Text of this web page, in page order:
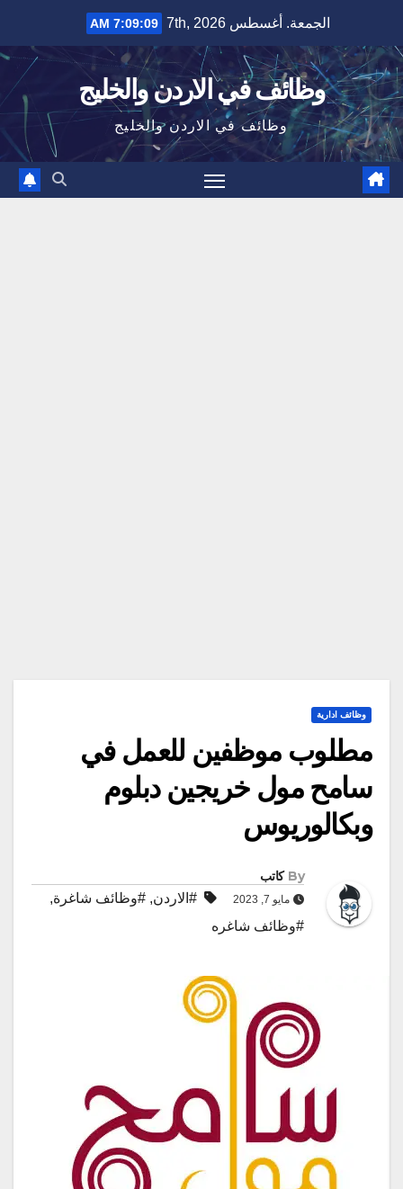
content
الجمعة. أغسطس 7th, 2026 7:09:10 AM
وظائف في الاردن والخليج
وظائف في الاردن والخليج
وظائف ادارية
مطلوب موظفين للعمل في
سامح مول خريجين دبلوم
وبكالوريوس
By كاتب
مايو 7, 2023 #الاردن, #وظائف شاغرة,
#وظائف شاغره